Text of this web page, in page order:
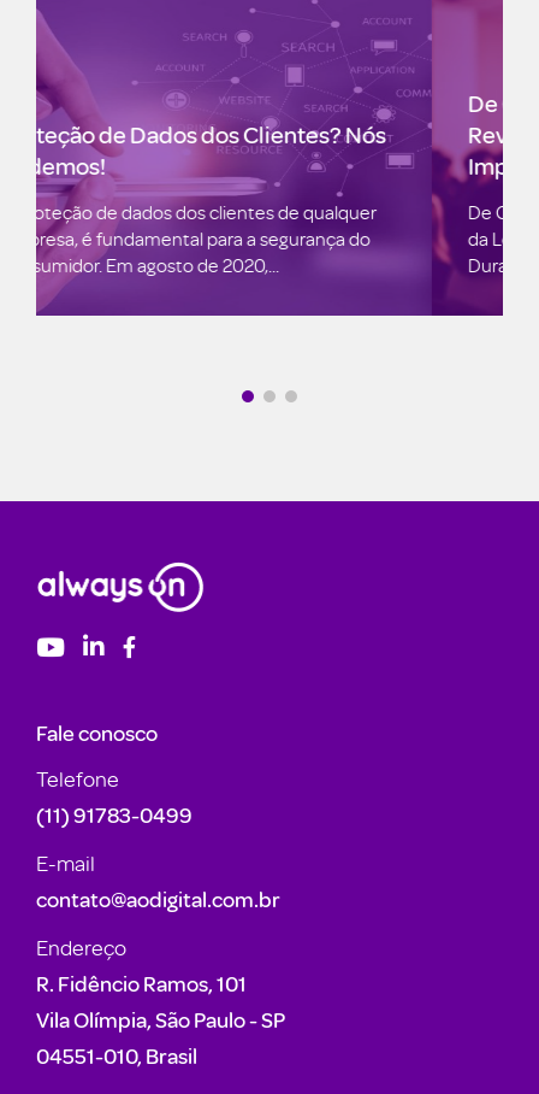
De Coração para Coração: A
Revolução Digital da Lojas Renner
Impulsionada por Dados e IA
De Coração para Coração: A Revolução Digital
da Lojas Renner Impulsionada por Dados e IA
Durante o Fórum Ecommerce Brasil...
Fale conosco
Telefone
(11) 91783-0499
E-mail
contato@aodigital.com.br
Endereço
R. Fidêncio Ramos, 101
Vila Olímpia, São Paulo - SP
04551-010, Brasil